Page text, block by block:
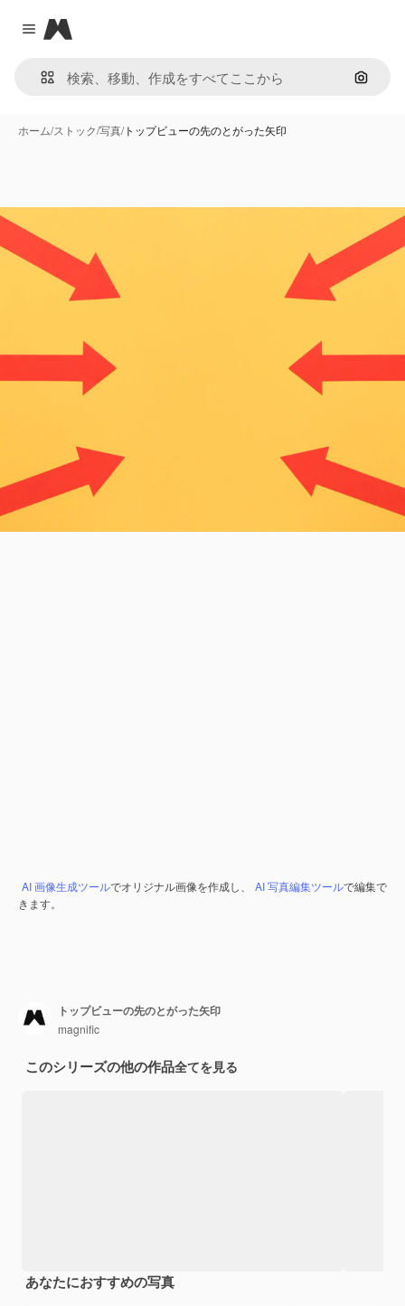
Close menu
Magnific
画像で
ホーム/ストック/写真/トップビューの先のとがった矢印
AI 画像生成ツールでオリジナル画像を作成し、 AI 写真編集ツールで編集で
きます。
トップビューの先のとがった矢印
magnific
このシリーズの他の作品全てを見る
あなたにおすすめの写真